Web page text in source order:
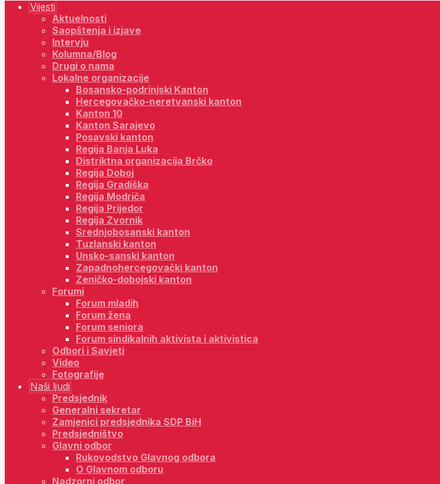
Vijesti
Aktuelnosti
Saopštenja i izjave
Intervju
Kolumna/Blog
Drugi o nama
Lokalne organizacije
Bosansko-podrinjski Kanton
Hercegovačko-neretvanski kanton
Kanton 10
Kanton Sarajevo
Posavski kanton
Regija Banja Luka
Distriktna organizacija Brčko
Regija Doboj
Regija Gradiška
Regija Modriča
Regija Prijedor
Regija Zvornik
Srednjobosanski kanton
Tuzlanski kanton
Unsko-sanski kanton
Zapadnohercegovački kanton
Zeničko-dobojski kanton
Forumi
Forum mladih
Forum žena
Forum seniora
Forum sindikalnih aktivista i aktivistica
Odbori i Savjeti
Video
Fotografije
Naši ljudi
Predsjednik
Generalni sekretar
Zamjenici predsjednika SDP BiH
Predsjedništvo
Glavni odbor
Rukovodstvo Glavnog odbora
O Glavnom odboru
Nadzorni odbor